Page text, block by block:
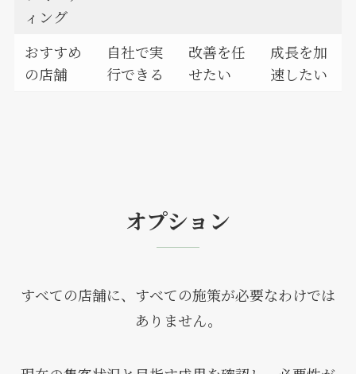
ィング
おすすめ
の店舗
自社で実
行できる
改善を任
せたい
成長を加
速したい
オプション
すべての店舗に、すべての施策が必要なわけでは
ありません。